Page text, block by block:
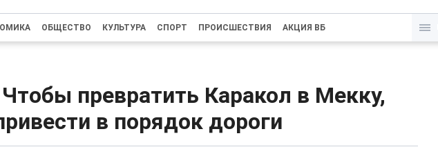
ОБЩЕСТВО КУЛЬТУРА СПОРТ ПРОИСШЕСТВИЯ АКЦИЯ ВБ
Чтобы превратить Каракол в Мекку,
в порядок дороги